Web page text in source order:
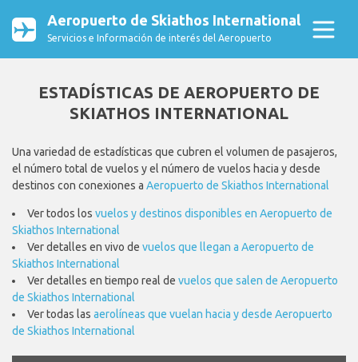
Aeropuerto de Skiathos International
Servicios e Información de interés del Aeropuerto
ESTADÍSTICAS DE AEROPUERTO DE
SKIATHOS INTERNATIONAL
Una variedad de estadísticas que cubren el volumen de pasajeros,
el número total de vuelos y el número de vuelos hacia y desde
destinos con conexiones a Aeropuerto de Skiathos International
Ver todos los vuelos y destinos disponibles en Aeropuerto de
Skiathos International
Ver detalles en vivo de vuelos que llegan a Aeropuerto de
Skiathos International
Ver detalles en tiempo real de vuelos que salen de Aeropuerto
de Skiathos International
Ver todas las aerolíneas que vuelan hacia y desde Aeropuerto
de Skiathos International